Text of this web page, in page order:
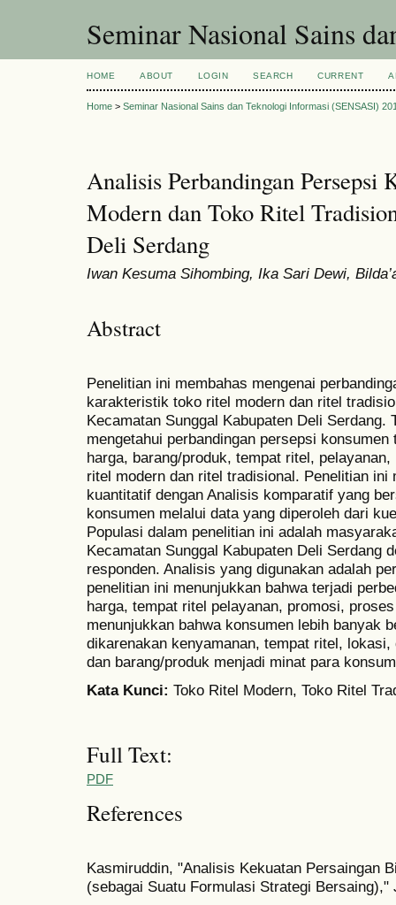
Seminar Nasional Sains
HOME ABOUT LOGIN SEARCH CURRENT
Home > Seminar Nasional Sains dan Teknologi Informasi (SENSASI)
Analisis Perbandingan Persepsi
Modern dan Toko Ritel
Deli Serdang
Iwan Kesuma Sihombing, Ika Sari Dewi,
Abstract
Penelitian ini membahas mengenai
karakteristik toko ritel modern dan ritel
Kecamatan Sunggal Kabupaten Deli Serdang.
mengetahui perbandingan persepsi
harga, barang/produk, tempat ritel,
ritel modern dan ritel tradisional. Penelitian ini
kuantitatif dengan Analisis komparatif yang
konsumen melalui data yang diperoleh dari
Populasi dalam penelitian ini adalah
Kecamatan Sunggal Kabupaten Deli Serdang
responden. Analisis yang digunakan adalah
penelitian ini menunjukkan bahwa terjadi
harga, tempat ritel pelayanan, promosi,
menunjukkan bahwa konsumen lebih banyak
dikarenakan kenyamanan, tempat ritel,
dan barang/produk menjadi minat para
Kata Kunci: Toko Ritel Modern, Toko Ritel
Full Text:
PDF
References
Kasmiruddin, "Analisis Kekuatan Persaingan
(sebagai Suatu Formulasi Strategi